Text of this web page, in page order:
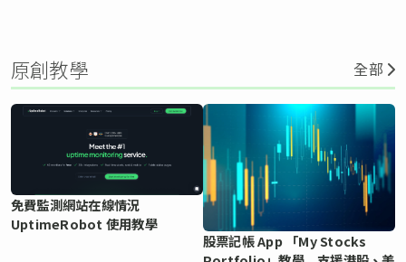
原創教學 全部
免費監測網站在線情況
UptimeRobot 使用教學
股票記帳 App 「My Stocks